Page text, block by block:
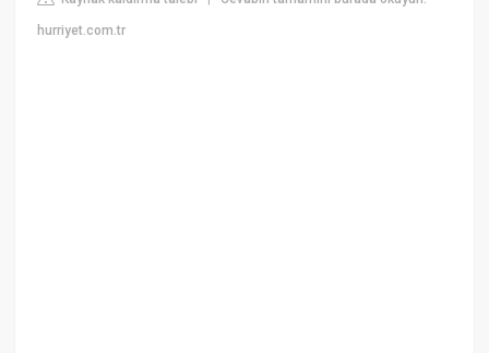
hurriyet.com.tr